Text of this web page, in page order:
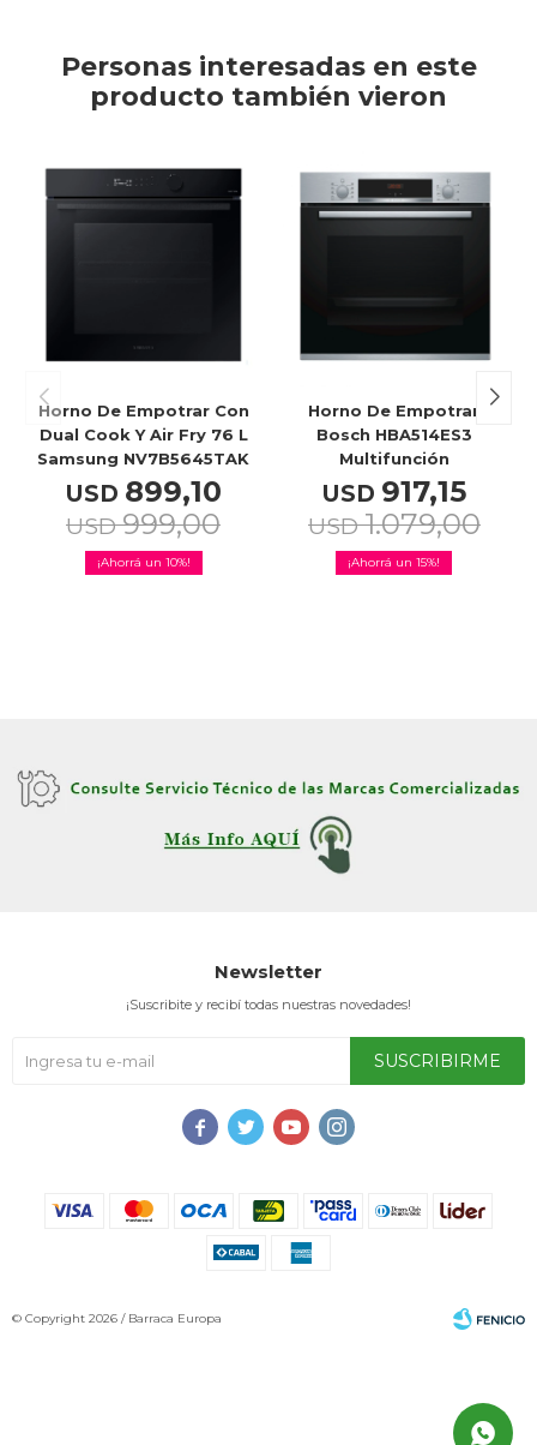
Personas interesadas en este
producto también vieron
Horno De Empotrar Con
Dual Cook Y Air Fry 76 L
Samsung NV7B5645TAK
USD 899,10
USD 999,00
10
Horno De Empotrar
Bosch HBA514ES3
Multifunción
USD 917,15
USD 1.079,00
15
Newsletter
¡Suscribite y recibí todas nuestras novedades!
SUSCRIBIRME
   
© Copyright 2026 / Barraca Europa